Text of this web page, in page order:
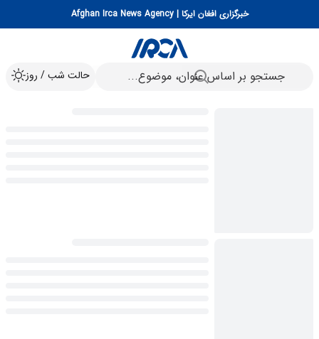
خبرگزاری افغان ایرکا | Afghan Irca News Agency
حالت شب / روز